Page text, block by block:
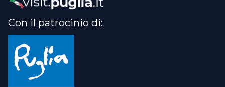
Con il patrocinio di: